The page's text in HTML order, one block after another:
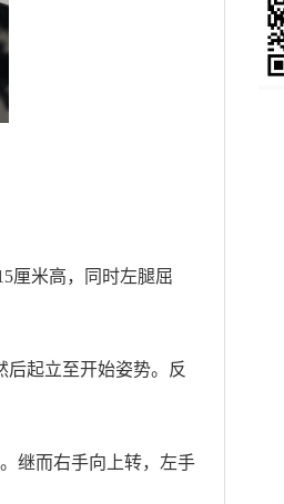
厘米高，同时左腿屈
起立至开始姿势。反
继而右手向上转，左手